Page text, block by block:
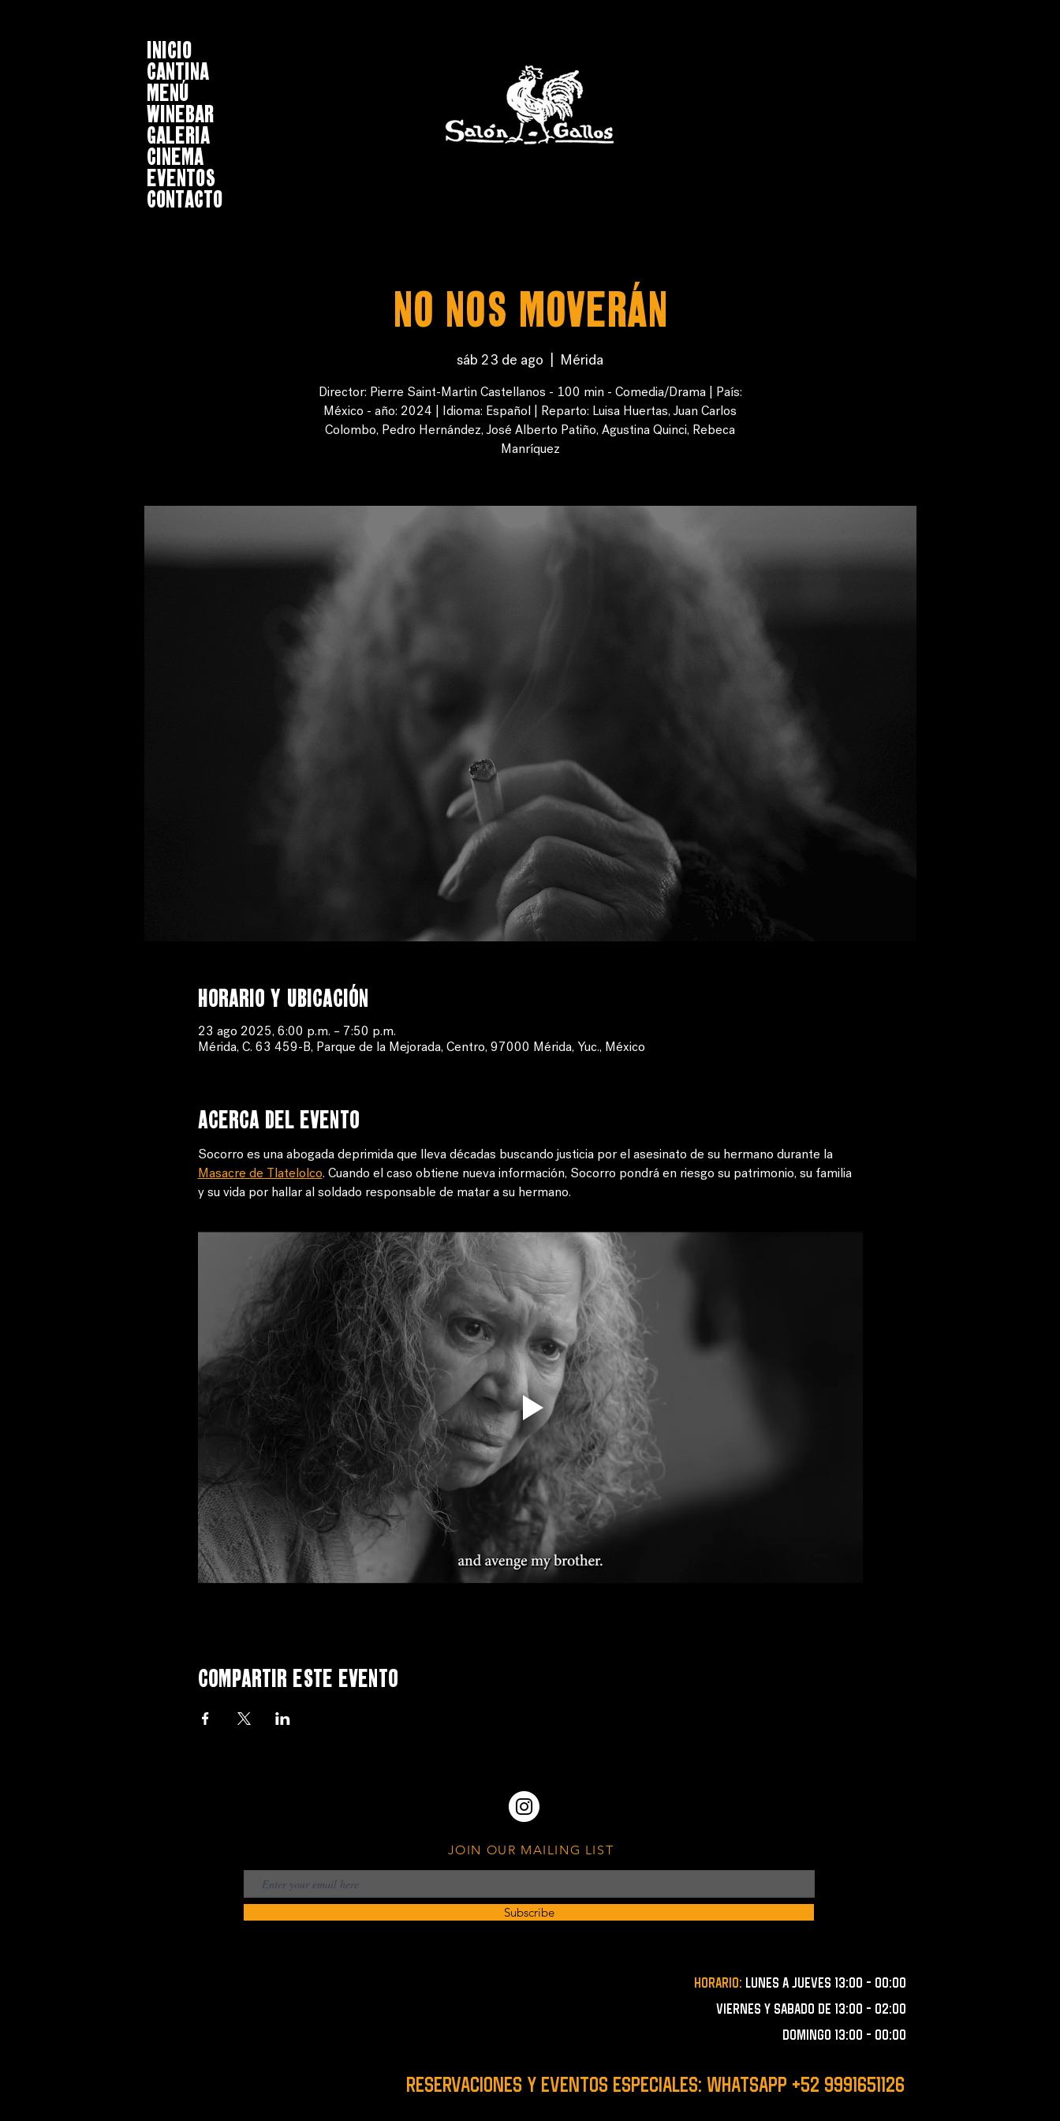
INICIO
CANTINA
MENÚ
WINEBAR
GALERIA
CINEMA
EVENTOS
CONTACTO
No nos moverán
sáb 23 de ago Mérida
Director: Pierre Saint-Martin Castellanos - 100 min - Comedia/Drama | País:
México - año: 2024 | Idioma: Español | Reparto: Luisa Huertas, Juan Carlos
Colombo, Pedro Hernández, José Alberto Patiño, Agustina Quinci, Rebeca
Manríquez
Horario y ubicación
23 ago 2025, 6:00 p.m. – 7:50 p.m.
Mérida, C. 63 459-B, Parque de la Mejorada, Centro, 97000 Mérida, Yuc., México
Acerca del evento
Socorro es una abogada deprimida que lleva décadas buscando justicia por el asesinato de su hermano durante la
Masacre de Tlatelolco. Cuando el caso obtiene nueva información, Socorro pondrá en riesgo su patrimonio, su familia
y su vida por hallar al soldado responsable de matar a su hermano.
Compartir este evento
JOIN OUR MAILING LIST
Subscribe
Horario: lunes a JUEVES 13:00 - 00:00
VIERNES Y SABADO de 13:00 - 02:00
domingo 13:00 - 00:00
RESERVACIONES y EVENTOS ESPECIALES: WHATSAPP +52 9991651126